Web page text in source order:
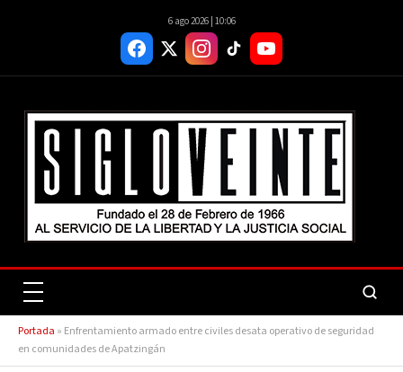
6 ago 2026 | 10:06
Portada » Enfrentamiento armado entre civiles desata operativo de seguridad
en comunidades de Apatzingán